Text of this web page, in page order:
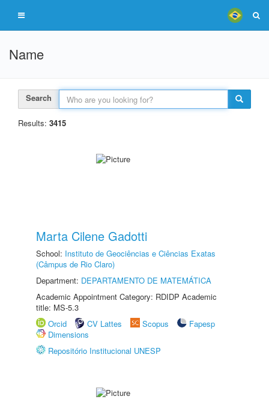
Name
Search
Results: 3415
Marta Cilene Gadotti
School: Instituto de Geociências e Ciências Exatas
(Câmpus de Rio Claro)
Department: DEPARTAMENTO DE MATEMÁTICA
Academic Appointment Category: RDIDP Academic
title: MS-5.3
Orcid
CV Lattes Scopus
Fapesp
Dimensions
Repositório Institucional UNESP